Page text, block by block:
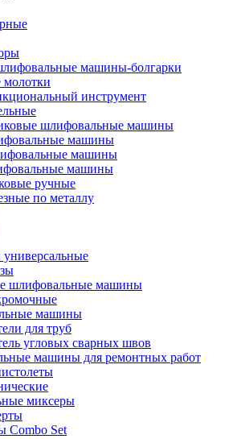
машины-болгарки
инструмент
шлифовальные машины
машины
машины
машины
ручные
по металлу
шлифовальные машины
машины
для труб
угловых сварных швов
машины для ремонтных работ
миксеры
Combo Set